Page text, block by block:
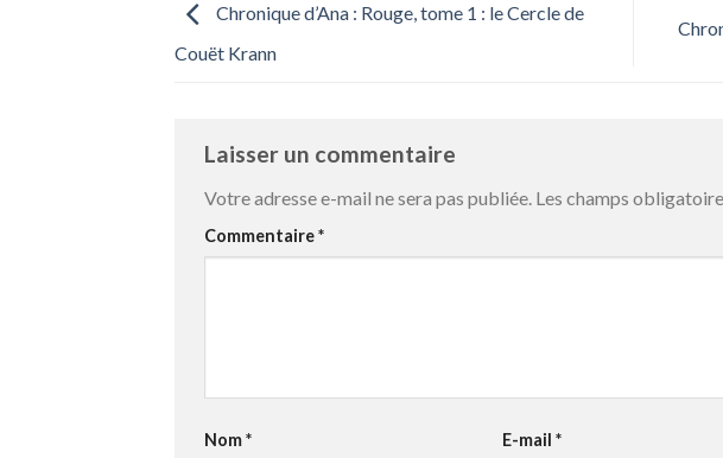
Chronique d’Ana : Rouge, tome 1 : le Cercle de
Couët Krann
Laisser un commentaire
Votre adresse e-mail ne sera pas publiée. Les champs
Commentaire*
Nom* E-mail *